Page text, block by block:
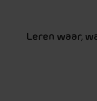
Leren waar,